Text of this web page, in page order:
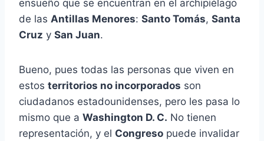
ensueño que se encuentran en el archipiélago
de las Antillas Menores: Santo Tomás, Santa
Cruz y San Juan.
Bueno, pues todas las personas que viven en
estos territorios no incorporados son
ciudadanos estadounidenses, pero les pasa lo
mismo que a Washington D. C. No tienen
representación, y el Congreso puede invalidar